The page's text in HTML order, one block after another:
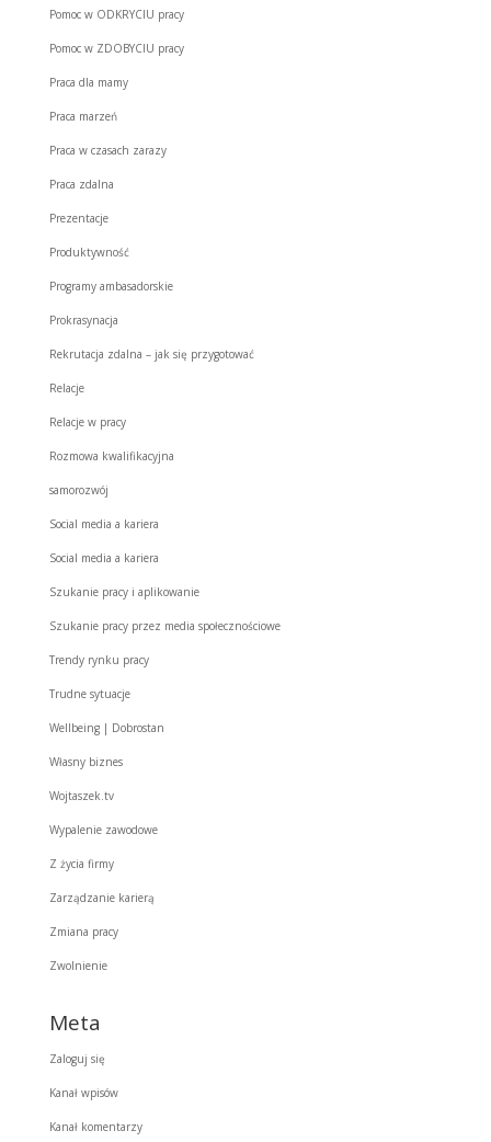
Pomoc w ODKRYCIU pracy
Pomoc w ZDOBYCIU pracy
Praca dla mamy
Praca marzeń
Praca w czasach zarazy
Praca zdalna
Prezentacje
Produktywność
Programy ambasadorskie
Prokrasynacja
Rekrutacja zdalna – jak się przygotować
Relacje
Relacje w pracy
Rozmowa kwalifikacyjna
samorozwój
Social media a kariera
Social media a kariera
Szukanie pracy i aplikowanie
Szukanie pracy przez media społecznościowe
Trendy rynku pracy
Trudne sytuacje
Wellbeing | Dobrostan
Własny biznes
Wojtaszek.tv
Wypalenie zawodowe
Z życia firmy
Zarządzanie karierą
Zmiana pracy
Zwolnienie
Meta
Zaloguj się
Kanał wpisów
Kanał komentarzy